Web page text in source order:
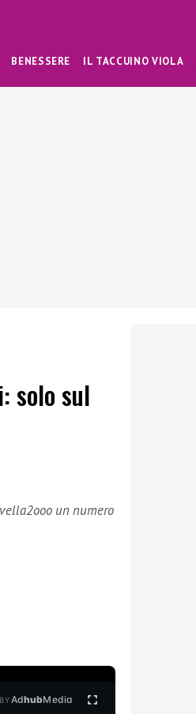
BENESSERE IL TACCUINO VIOLA
solo sul
un numero
AdhubMedia